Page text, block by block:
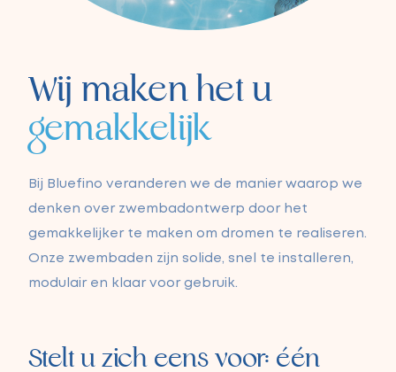
Wij maken het u
gemakkelijk
Bij Bluefino veranderen we de manier waarop we
denken over zwembadontwerp door het
gemakkelijker te maken om dromen te realiseren.
Onze zwembaden zijn solide, snel te installeren,
modulair en klaar voor gebruik.
Stelt u zich eens voor: één